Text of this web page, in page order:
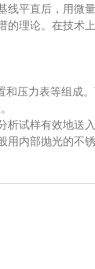
平直后，用微
理论。在技
力表等组成
试样有效地送
内部抛光的不锈